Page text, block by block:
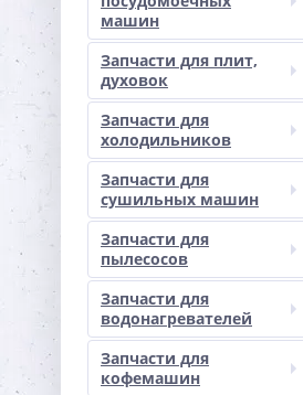
машин
Запчасти для плит,
духовок
Запчасти для
холодильников
Запчасти для
сушильных машин
Запчасти для
пылесосов
Запчасти для
водонагревателей
Запчасти для
кофемашин